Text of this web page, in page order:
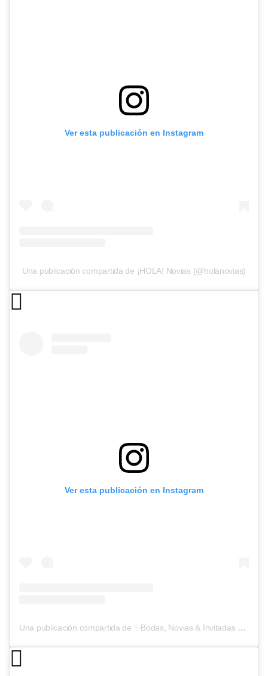
Ver esta publicación en Instagram
Una publicación compartida de ¡HOLA! Novias (@holanovias)
Ver esta publicación en Instagram
Una publicación compartida de ✨Bodas, Novias & Invitadas ✨ (@ynosfuimosdeboda)